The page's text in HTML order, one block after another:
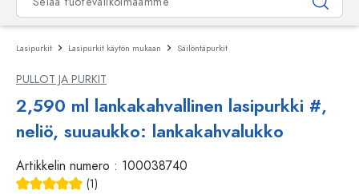
Lasipurkit Lasipurkit käytön mukaan Säilöntäpurkit
PULLOT JA PURKIT
2,590 ml lankakahvallinen lasipurkki #,
neliö, suuaukko: lankakahvalukko
Artikkelin numero : 100038740
(1)